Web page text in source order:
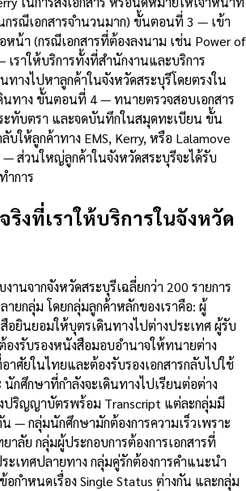
กรณีเอกสารจำนวนมาก) ขั้นตอนที่ 3 — เข้า
น้า (กรณีเอกสารที่ต้องลงนาม เช่น Power of
ราให้บริการทั้งที่สำนักงานและบริการ
ทางไปหาลูกค้าในจังหวัดสระบุรีโดยตรงใน
นทาง ขั้นตอนที่ 4 — ทนายตรวจสอบเอกสาร
ะทับตรา และจดบันทึกในสมุดทะเบียน ขั้น
บให้ลูกค้าทาง EMS, Kerry, หรือ Lalamove
ส่วนใหญ่ลูกค้าในจังหวัดสระบุรีจะได้รับ
ำการ
ริงที่เราให้บริการในจังหวัด
านจากจังหวัดสระบุรีเฉลี่ยกว่า 200 รายการ
ยกลุ่ม โดยกลุ่มลูกค้าหลักของเราคือ: ผู้
อยินยอมให้บุตรเดินทางไปต่างประเทศ ผู้รับ
องรับรองหนังสือมอบอำนาจให้ทนายต่าง
าศัยในไทยและต้องรับรองเอกสารกลับไปใช้
กศึกษาที่กำลังจะเดินทางไปเรียนต่อต่าง
ปริญญาบัตรพร้อม Transcript แต่ละกลุ่มมี
— กลุ่มนักศึกษามักต้องการความเร็วเพราะ
าลัย กลุ่มผู้ประกอบการต้องการเอกสารที่
ะเทศปลายทาง กลุ่มคู่รักต้องการคำแนะนำ
กำหนดเรื่อง Single Status ต่างกัน และกลุ่ม